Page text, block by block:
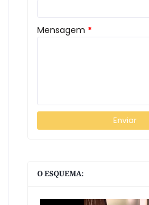
Mensagem *
O ESQUEMA: